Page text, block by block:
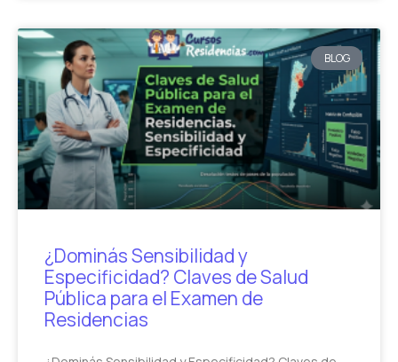
BLOG
¿Dominás Sensibilidad y
Especificidad? Claves de Salud
Pública para el Examen de
Residencias